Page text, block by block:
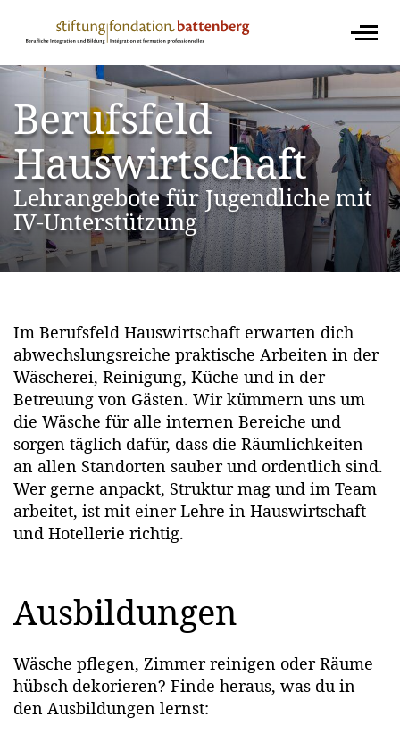
Berufsfeld
Hauswirtschaft
Lehrangebote für Jugendliche mit
IV-Unterstützung Image
Im Berufsfeld Hauswirtschaft erwarten dich
abwechslungsreiche praktische Arbeiten in der
Wäscherei, Reinigung, Küche und in der
Betreuung von Gästen. Wir kümmern uns um
die Wäsche für alle internen Bereiche und
sorgen täglich dafür, dass die Räumlichkeiten
an allen Standorten sauber und ordentlich sind.
Wer gerne anpackt, Struktur mag und im Team
arbeitet, ist mit einer Lehre in Hauswirtschaft
und Hotellerie richtig.
Ausbildungen
Wäsche pflegen, Zimmer reinigen oder Räume
hübsch dekorieren? Finde heraus, was du in
den Ausbildungen lernst: